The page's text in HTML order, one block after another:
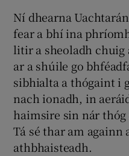
Ní dhearna
fear a bhí ina
litir a sheoladh chuig
ar a shúile go
sibhialta a thógaint i
nach ionadh, in
haimsire sin nár
Tá sé thar am againn
athbhaisteadh.